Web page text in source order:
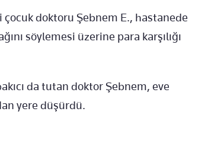
doktoru Şebnem E., hastanede
söylemesi üzerine para karşılığı
da tutan doktor Şebnem, eve
yere düşürdü.